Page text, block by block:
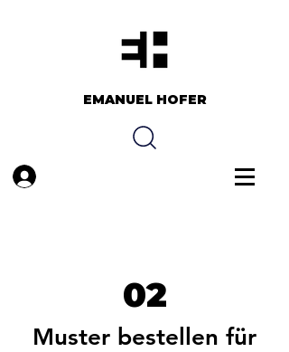
EMANUEL HOFER​​
02
Muster bestellen für